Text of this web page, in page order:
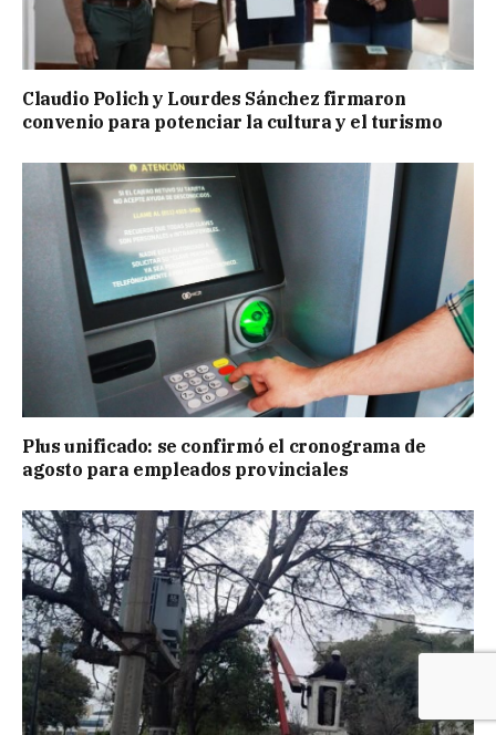
Claudio Polich y Lourdes Sánchez firmaron
convenio para potenciar la cultura y el turismo
Plus unificado: se confirmó el cronograma de
agosto para empleados provinciales